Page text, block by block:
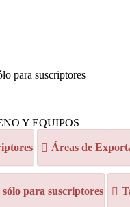
para suscriptores
Y EQUIPOS
Áreas de
para suscriptores